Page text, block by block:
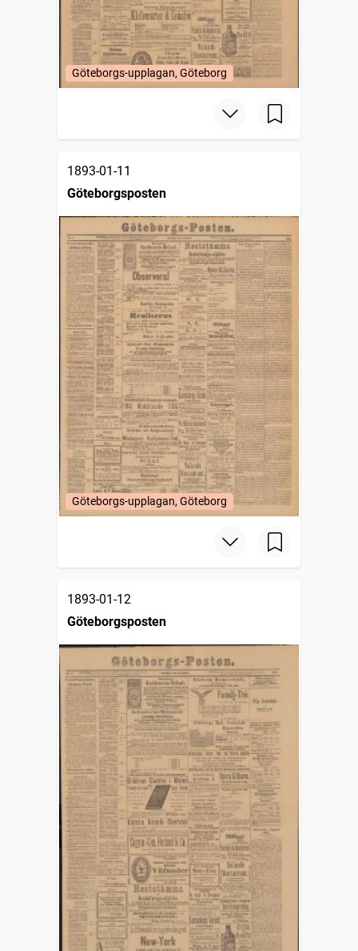
Göteborgs-upplagan, Göteborg
1893-01-11
Göteborgsposten
Göteborgs-upplagan, Göteborg
1893-01-12
Göteborgsposten